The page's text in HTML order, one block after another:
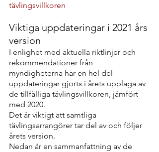
tävlingsvillkoren
Viktiga uppdateringar i 2021 års
version
I enlighet med aktuella riktlinjer och
rekommendationer från
myndigheterna har en hel del
uppdateringar gjorts i årets upplaga av
de tillfälliga tävlingsvillkoren, jämfört
med 2020.
Det är viktigt att samtliga
tävlingsarrangörer tar del av och följer
årets version.
Nedan är en sammanfattning av de